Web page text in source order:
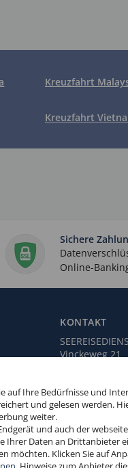
Kreuzfahrt
Kreuzfahrt
Sichere
Online-
KONTAKT
Vinckeweg 21
(Mo. bis Fr.
So. von 10.00
außer
auf Ihre Bedürfnisse und
und gelesen werden.
weiter.
und auch der
Daten an Drittanbieter
möchten. Klicken Sie auf